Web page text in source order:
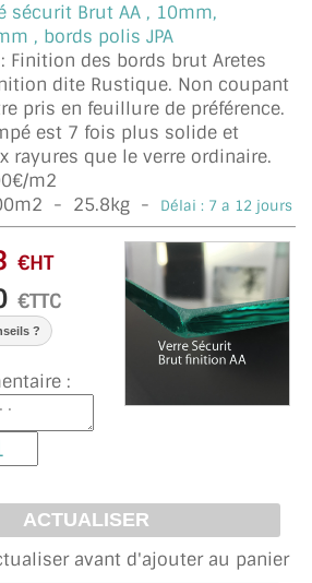
TREMPÉ
VERRE
sécurit Brut AA , 10mm,
, bords polis JPA
Finition des bords brut Aretes
dite Rustique. Non coupant
pris en feuillure de préférence.
est 7 fois plus solide et
rayures que le verre ordinaire.
m2
m2 - 25.8kg - Délai : 7 a 12 jours *
€HT
€TTC
?
:
avant d'ajouter au panier